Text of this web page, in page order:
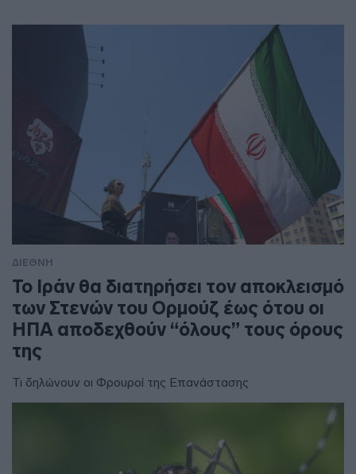
ΔΙΕΘΝΗ
To Ιράν θα διατηρήσει τον αποκλεισμό
των Στενών του Ορμούζ έως ότου οι
ΗΠΑ αποδεχθούν “όλους” τους όρους
της
Τι δηλώνουν οι Φρουροί της Επανάστασης